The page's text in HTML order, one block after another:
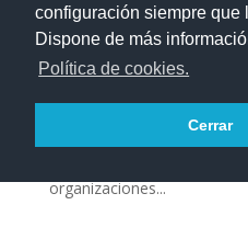
configuración siempre que
Dispone de más
Política de cookies.
Cerrar
3º ESO,La energía
Introducción: El 6 de
Internacional de la Ciencia
todos los años durante la
organizaciones...